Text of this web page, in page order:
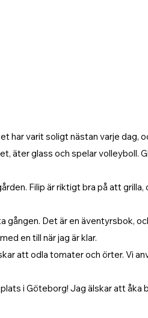
har varit soligt nästan varje dag,
äter glass och spelar volleyboll.
Filip är riktigt bra på att
gången. Det är en äventyrsbok,
en till när jag är klar.
att odla tomater och örter. Vi
i Göteborg! Jag älskar att åka